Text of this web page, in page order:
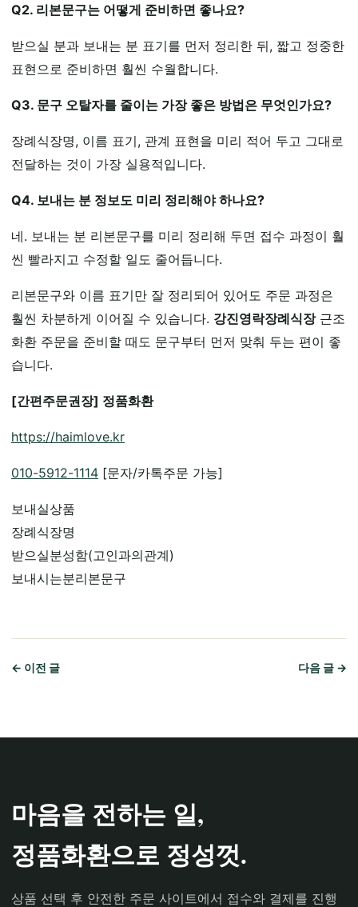
Q2. 리본문구는 어떻게 준비하면 좋나요?
받으실 분과 보내는 분 표기를 먼저 정리한 뒤, 짧고 정중한
표현으로 준비하면 훨씬 수월합니다.
Q3. 문구 오탈자를 줄이는 가장 좋은 방법은 무엇인가요?
장례식장명, 이름 표기, 관계 표현을 미리 적어 두고 그대로
전달하는 것이 가장 실용적입니다.
Q4. 보내는 분 정보도 미리 정리해야 하나요?
네. 보내는 분 리본문구를 미리 정리해 두면 접수 과정이 훨
씬 빨라지고 수정할 일도 줄어듭니다.
리본문구와 이름 표기만 잘 정리되어 있어도 주문 과정은
훨씬 차분하게 이어질 수 있습니다. 강진영락장례식장근조
화환 주문을 준비할 때도 문구부터 먼저 맞춰 두는 편이 좋
습니다.
[간편주문권장] 정품화환
https://haimlove.kr
010-5912-1114 [문자/카톡주문 가능]
보내실상품
장례식장명
받으실분성함(고인과의관계)
보내시는분리본문구
← 이전 글 다음 글 →
마음을 전하는 일,
정품화환으로 정성껏.
상품 선택 후 안전한 주문 사이트에서 접수와 결제를 진행